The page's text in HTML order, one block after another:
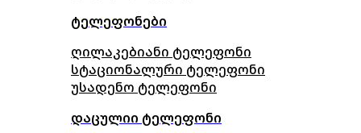
ტელეფონები
ღილაკებიანი ტელეფონი
სტაციონალური ტელეფონი
უსადენო ტელეფონი
დაცულიი ტელეფონი